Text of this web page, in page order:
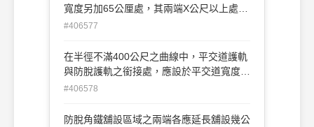
寬度另加65公厘處，其兩端X公尺以上處，
應彎成漏斗形，末端與正軌間，最少應保持
1.5、160 (C) 2.0、180 (D) 2.0、160
#406577
在半徑不滿400公尺之曲線中，平交道護軌
與防脫護軌之銜接處，應設於平交道寬度外
方幾公尺範圍內? (A) 0.5 (B) 1 (C) 1.5 (D)
#406578
防脫角鐵舖設區域之兩端各應延長舖設幾公